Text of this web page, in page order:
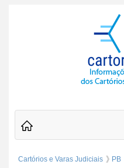
Cartórios e Varas Judiciais PB